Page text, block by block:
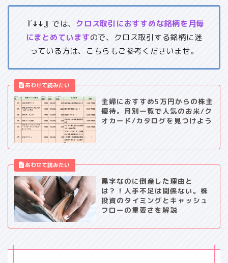
『↓↓』では、 クロス取引におすすめな銘柄を月毎
にまとめていますので、クロス取引する銘柄に迷
っている方は、こちらもご参考くださいませ。
主婦におすすめ5万円からの株主
優待。月別一覧で人気のお米/ク
オカード/カタログを見つけよう
黒字なのに倒産した理由と
は？！人手不足は関係ない。株
投資のタイミングとキャッシュ
フローの重要さを解説